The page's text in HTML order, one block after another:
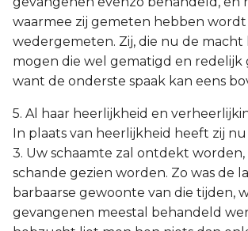
waarmee zij gemeten hebben
wedergemeten. Zij, die nu de macht
mogen die wel gematigd en redelijk
want de onderste spaak kan eens
5. Al haar heerlijkheid en
In plaats van heerlijkheid heeft zij nu
3. Uw schaamte zal ontdekt
schande gezien worden. Zo was de
barbaarse gewoonte van die tijden,
gevangenen meestal behandeld